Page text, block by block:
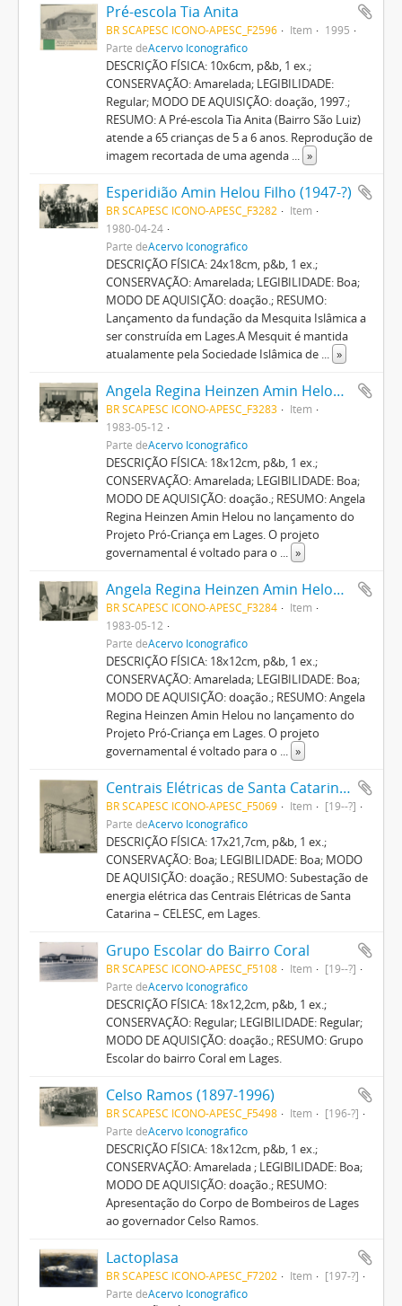
Pré-escola Tia Anita
BR SCAPESC ICONO-APESC_F2596 Item
1995
Parte deAcervo Iconográfico
DESCRIÇÃO FÍSICA: 10x6cm, p&b, 1 ex.;
CONSERVAÇÃO: Amarelada; LEGIBILIDADE:
Regular; MODO DE AQUISIÇÃO: doação, 1997.;
RESUMO: A Pré-escola Tia Anita (Bairro São Luiz)
atende a 65 crianças de 5 a 6 anos. Reprodução de
imagem recortada de uma agenda ... »
Esperidião Amin Helou Filho (1947-?)
BR SCAPESC ICONO-APESC_F3282
Item
1980-04-24
Parte deAcervo Iconográfico
DESCRIÇÃO FÍSICA: 24x18cm, p&b, 1 ex.;
CONSERVAÇÃO: Amarelada; LEGIBILIDADE: Boa;
MODO DE AQUISIÇÃO: doação.; RESUMO:
Lançamento da fundação da Mesquita Islâmica a
ser construída em Lages.A Mesquit é mantida
atualamente pela Sociedade Islâmica de ... »
Angela Regina Heinzen Amin Helou (1953-?)
BR SCAPESC ICONO-APESC_F3283
Item
1983-05-12
Parte deAcervo Iconográfico
DESCRIÇÃO FÍSICA: 18x12cm, p&b, 1 ex.;
CONSERVAÇÃO: Amarelada; LEGIBILIDADE: Boa;
MODO DE AQUISIÇÃO: doação.; RESUMO: Angela
Regina Heinzen Amin Helou no lançamento do
Projeto Pró-Criança em Lages. O projeto
governamental é voltado para o ... »
Angela Regina Heinzen Amin Helou (1953-?)
BR SCAPESC ICONO-APESC_F3284
Item
1983-05-12
Parte deAcervo Iconográfico
DESCRIÇÃO FÍSICA: 18x12cm, p&b, 1 ex.;
CONSERVAÇÃO: Amarelada; LEGIBILIDADE: Boa;
MODO DE AQUISIÇÃO: doação.; RESUMO: Angela
Regina Heinzen Amin Helou no lançamento do
Projeto Pró-Criança em Lages. O projeto
governamental é voltado para o ... »
Centrais Elétricas de Santa Catarina - CELESC
BR SCAPESC ICONO-APESC_F5069 Item
[19--?]
Parte deAcervo Iconográfico
DESCRIÇÃO FÍSICA: 17x21,7cm, p&b, 1 ex.;
CONSERVAÇÃO: Boa; LEGIBILIDADE: Boa; MODO
DE AQUISIÇÃO: doação.; RESUMO: Subestação de
energia elétrica das Centrais Elétricas de Santa
Catarina – CELESC, em Lages.
Grupo Escolar do Bairro Coral
BR SCAPESC ICONO-APESC_F5108 Item
[19--?]
Parte deAcervo Iconográfico
DESCRIÇÃO FÍSICA: 18x12,2cm, p&b, 1 ex.;
CONSERVAÇÃO: Regular; LEGIBILIDADE: Regular;
MODO DE AQUISIÇÃO: doação.; RESUMO: Grupo
Escolar do bairro Coral em Lages.
Celso Ramos (1897-1996)
BR SCAPESC ICONO-APESC_F5498 Item
[196-?]
Parte deAcervo Iconográfico
DESCRIÇÃO FÍSICA: 18x12cm, p&b, 1 ex.;
CONSERVAÇÃO: Amarelada ; LEGIBILIDADE: Boa;
MODO DE AQUISIÇÃO: doação.; RESUMO:
Apresentação do Corpo de Bombeiros de Lages
ao governador Celso Ramos.
Lactoplasa
BR SCAPESC ICONO-APESC_F7202 Item
[197-?]
Parte deAcervo Iconográfico